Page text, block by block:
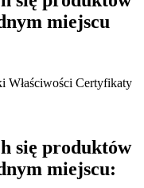
miejscu
Właściwości Certyfikaty
się produktów
miejscu: